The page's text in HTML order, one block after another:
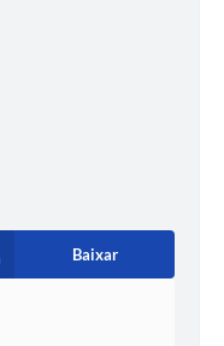
Baixar